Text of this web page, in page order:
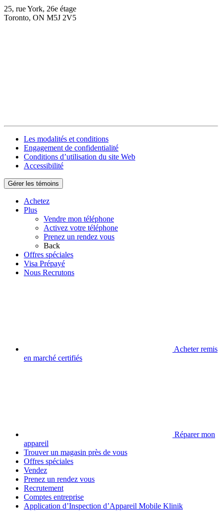
25, rue York, 26e étage
Toronto, ON M5J 2V5
Les modalités et conditions
Engagement de confidentialité
Conditions d’utilisation du site Web
Accessibilité
Gérer les témoins
Achetez
Plus
Vendre mon téléphone
Activez votre téléphone
Prenez un rendez vous
Back
Offres spéciales
Visa Prépayé
Nous Recrutons
Acheter remis
en marché certifiés
Réparer mon
appareil
Trouver un magasin près de vous
Offres spéciales
Vendez
Prenez un rendez vous
Recrutement
Comptes entreprise
Application d’Inspection d’Appareil Mobile Klinik